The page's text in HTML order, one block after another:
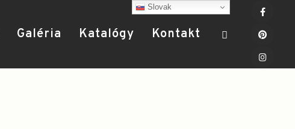
Galéria Katalógy Kontakt
Slovak